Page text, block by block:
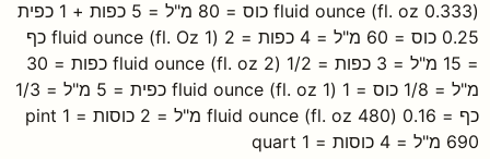
(fluid ounce (fl. oz 0.333 כוס = 80 מ"ל = 5 כפות + 1 כפית
0.25 כוס = 60 מ"ל = 4 כפות = 2 (fluid ounce (fl. Oz 1 כף
= 15 מ"ל = 3 כפות = 1/2 (fluid ounce (fl. oz 2 כפות = 30
מ"ל = 1/8 כוס = 1 (fluid ounce (fl. oz 1 כפית = 5 מ"ל = 1/3
כף = 0.16 (fluid ounce (fl. oz 480 מ"ל = 2 כוסות = 1 pint
690 מ"ל = 4 כוסות = 1 quart